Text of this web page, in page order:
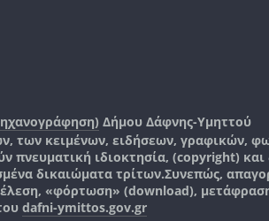
Δήμου Δάφνης-Υμηττού
των κειμένων, ειδήσεων, γραφικών,
ιδιοκτησία, (copyright) και
δικαιώματα τρίτων.Συνεπώς,
«φόρτωση» (download),
dafni-ymittos.gov.gr